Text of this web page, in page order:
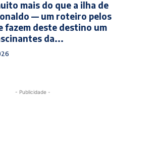
mais do que a ilha de
— um roteiro pelos
fazem deste destino um
da...
- Publicidade -